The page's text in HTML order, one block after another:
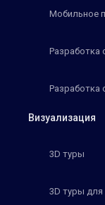
Мобильное
Разработка
Разработка
Визуализация
3D туры
3D туры для